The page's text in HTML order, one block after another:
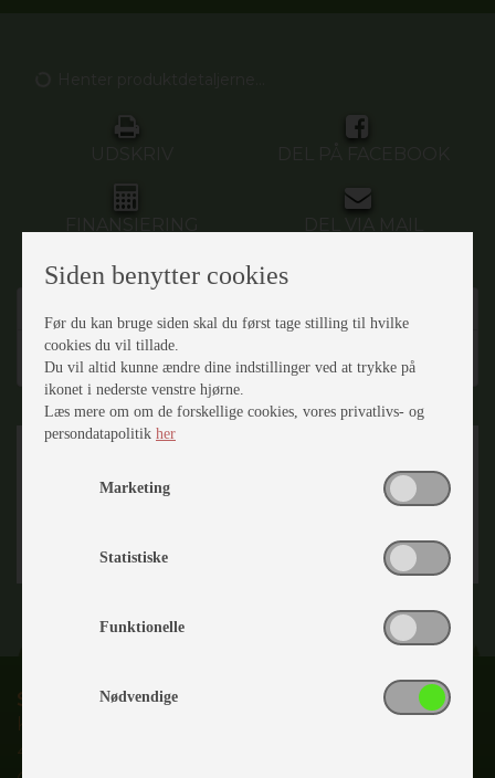
FINANSIERING
Henter produktdetaljerne...
Slagelse Camping & Outdoor Center
Karolinevej 2C
4200 Slagelse
Siden benytter cookies
Før du kan bruge siden skal du først tage stilling til hvilke
cookies du vil tillade.
Du vil altid kunne ændre dine indstillinger ved at trykke på
ikonet i nederste venstre hjørne.
Læs mere om om de forskellige cookies, vores privatlivs- og
persondatapolitik her
Marketing
Statistiske
Funktionelle
Nødvendige